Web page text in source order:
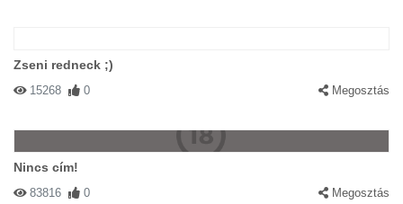
Zseni redneck ;)
15268 0 Megosztás
Nincs cím!
83816 0 Megosztás